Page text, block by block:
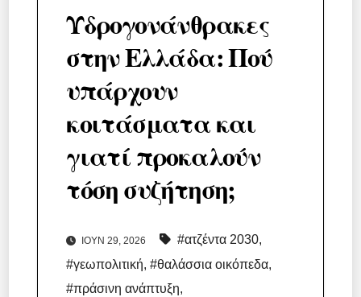
Υδρογονάνθρακες
στην Ελλάδα: Πού
υπάρχουν
κοιτάσματα και
γιατί προκαλούν
τόση συζήτηση;
ΙΟΎΝ 29, 2026 #ατζέντα 2030,
#γεωπολιτική,#θαλάσσια οικόπεδα,
#πράσινη ανάπτυξη,